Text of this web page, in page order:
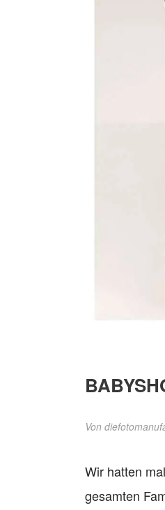
Von
Wir hatten
gesamten